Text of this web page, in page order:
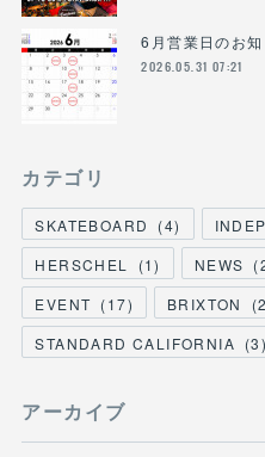
6月営業日のお知
2026.05.31 07:21
カテゴリ
SKATEBOARD (4)
HERSCHEL
(1) NEWS (
EVENT (17) BRIXTON (2
STANDARD CALIFORNIA (3)
アーカイブ